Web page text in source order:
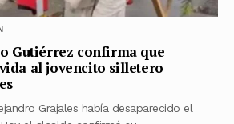
Gutiérrez confirma que
al jovencito silletero
Grajales había desaparecido el